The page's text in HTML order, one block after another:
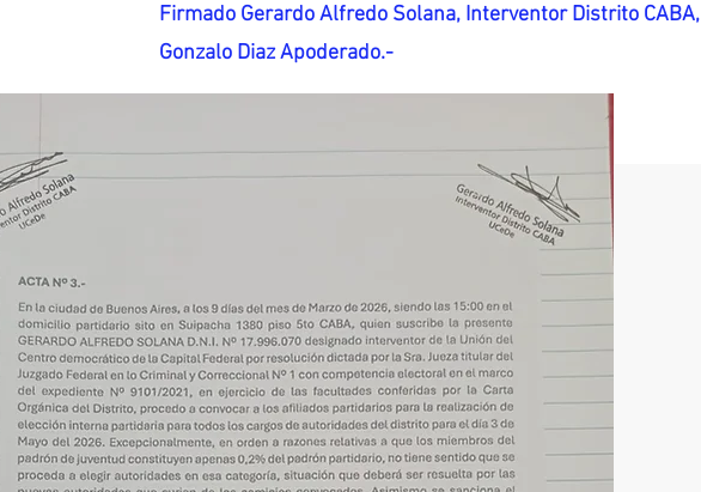
Firmado Gerardo Alfredo Solana, Interventor Distrito CABA,
Gonzalo Diaz Apoderado.-